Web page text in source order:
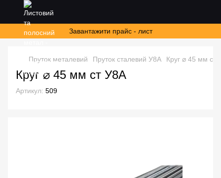
Завантажити прайс - лист
Пруток металевий Пруток сталевий У8А Круг ⌀ 45 мм ст
Круг ⌀ 45 мм ст У8А
Артикул: 509